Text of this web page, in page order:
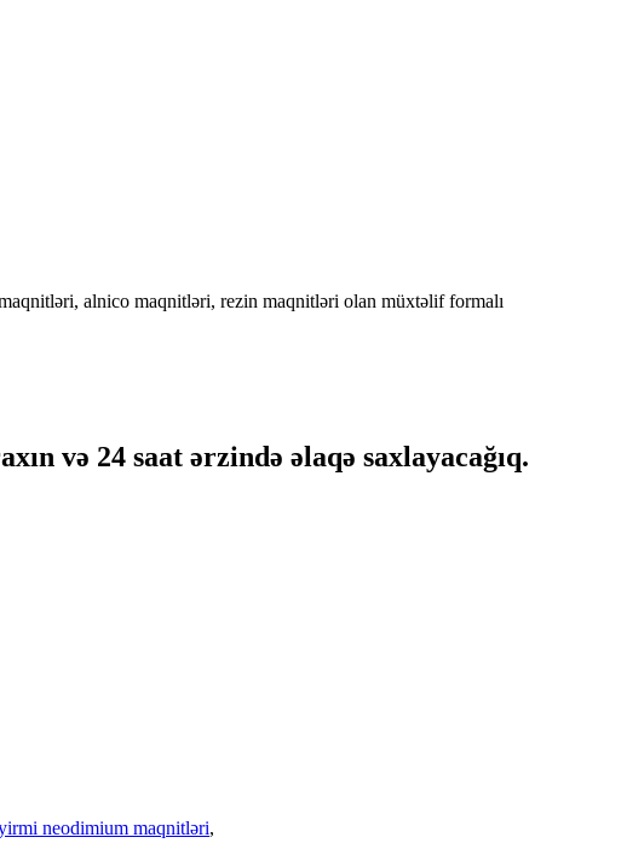
alnico maqnitləri, rezin maqnitləri olan müxtəlif formalı
və 24 saat ərzində əlaqə saxlayacağıq.
neodimium maqnitləri,